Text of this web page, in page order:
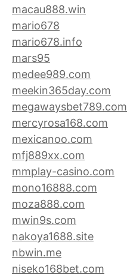
macau888.win
mario678
mario678.info
mars95
medee989.com
meekin365day.com
megawaysbet789.com
mercyrosa168.com
mexicanoo.com
mfj889xx.com
mmplay-casino.com
mono16888.com
moza888.com
mwin9s.com
nakoya1688.site
nbwin.me
niseko168bet.com